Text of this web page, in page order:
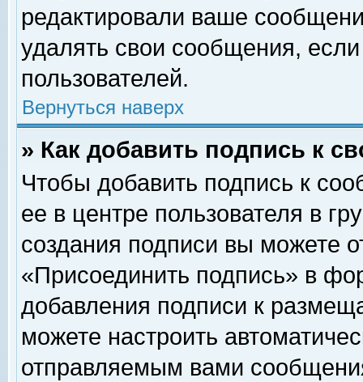
редактировали ваше
удалять свои сообщения,
пользователей.
Вернуться наверх
» Как добавить подпись к
Чтобы добавить подпись к
ее в центре пользователя в
создания подписи вы можете
«Присоединить подпись» в
добавления подписи к
можете настроить
отправляемым вами